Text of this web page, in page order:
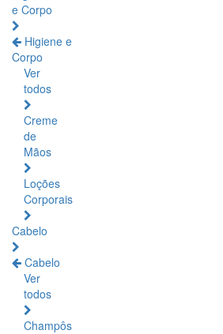
e Corpo
Higiene e
Corpo
Ver
todos
Creme
de
Mãos
Loções
Corporais
Cabelo
Cabelo
Ver
todos
Champôs